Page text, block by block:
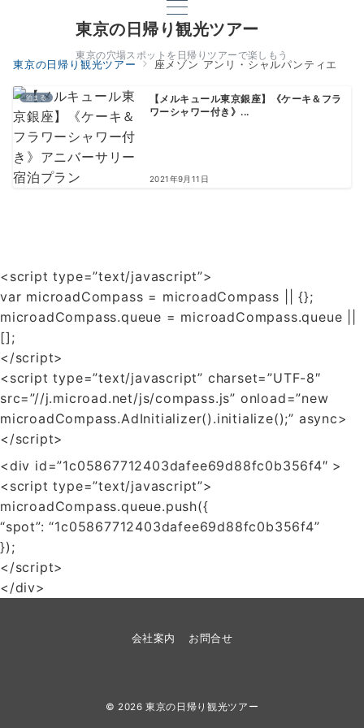
東京の日帰り観光ツアー
東京の穴場スポットを日帰りツアーで楽しもう
東京の日帰り観光ツアー 座メゾン アンリ・シャルパンティエ
泊まる
【メルキュール東京銀座】《ケーキ＆フラ
ワーシャワー付き》...
2021年9月11日
<script type=”text/javascript”>
var microadCompass = microadCompass || {};
microadCompass.queue = microadCompass.queue ||
[];
</script>
<script type=”text/javascript” charset=”UTF-8″
src=”//j.microad.net/js/compass.js” onload=”new
microadCompass.AdInitializer().initialize();” async>
</script>
<div id=”1c05867712403dafee69d88fc0b356f4″ >
<script type=”text/javascript”>
microadCompass.queue.push({
“spot”: “1c05867712403dafee69d88fc0b356f4”
});
</script>
</div>
会社案内 お問合せ
© 2026東京の日帰り観光ツアー